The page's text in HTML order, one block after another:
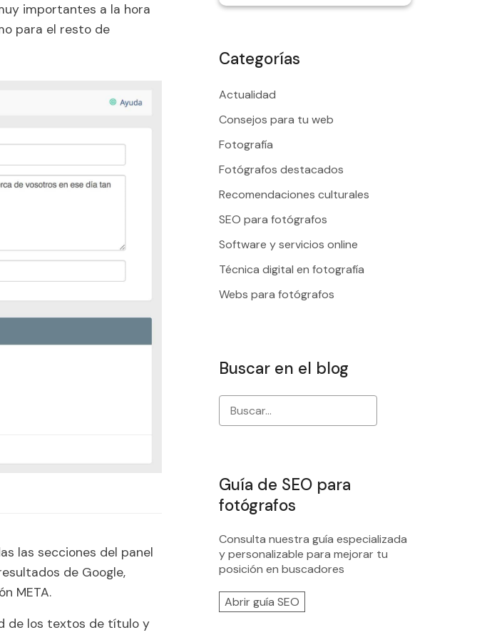
importantes a la hora
para el resto de
las secciones del panel
de Google,
META.
de los textos de título y
Categorías
Actualidad
Consejos para tu web
Fotografía
Fotógrafos destacados
Recomendaciones culturales
SEO para fotógrafos
Software y servicios online
Técnica digital en fotografía
Webs para fotógrafos
Buscar en el blog
Guía de SEO para
fotógrafos
Consulta nuestra guía especializada
y personalizable para mejorar tu
posición en buscadores
Abrir guía SEO